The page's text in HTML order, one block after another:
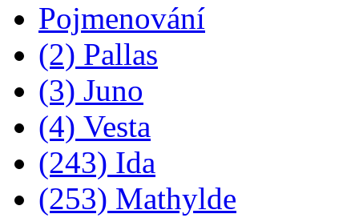
Pojmenování
(2) Pallas
(3) Juno
(4) Vesta
(243) Ida
(253) Mathylde